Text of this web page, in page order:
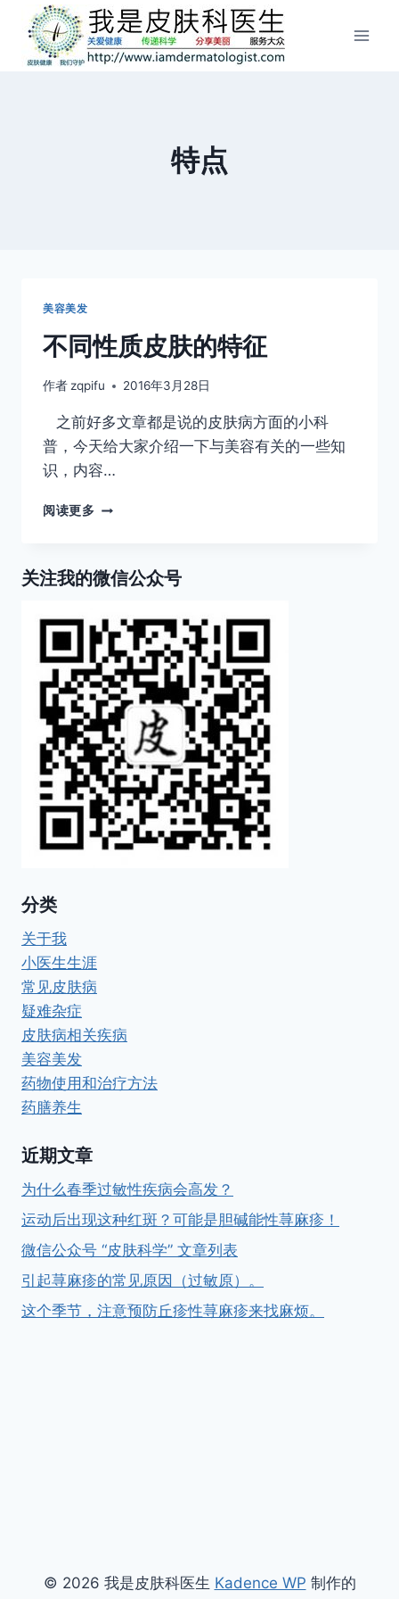
特点
美容美发
不同性质皮肤的特征
作者zqpifu 2016年3月28日
之前好多文章都是说的皮肤病方面的小科
普，今天给大家介绍一下与美容有关的一些知
识，内容…
阅读更多 不
皮
的
特
征
关注我的微信公众号
分类
关于我
小医生生涯
常见皮肤病
疑难杂症
皮肤病相关疾病
美容美发
药物使用和治疗方法
药膳养生
近期文章
为什么春季过敏性疾病会高发？
运动后出现这种红斑？可能是胆碱能性荨麻疹！
微信公众号 “皮肤科学” 文章列表
引起荨麻疹的常见原因（过敏原）。
这个季节，注意预防丘疹性荨麻疹来找麻烦。
© 2026 我是皮肤科医生 Kadence WP 制作的